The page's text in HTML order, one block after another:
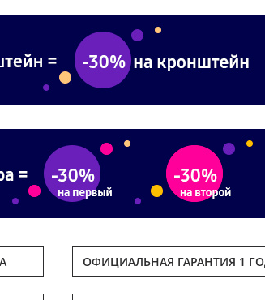
ОФИЦИАЛЬНАЯ ГАРАНТИЯ 1